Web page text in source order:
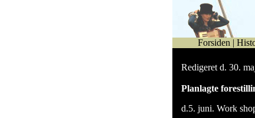
Forsiden |
Redigeret d. 30.
Planlagte
d.5. juni. Work